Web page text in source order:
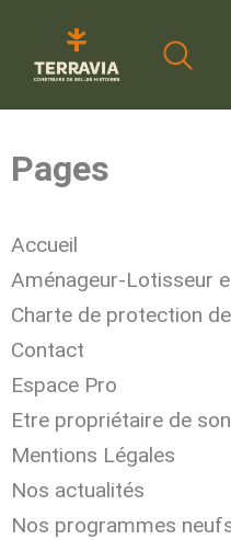
Pages
Accueil
Aménageur-Lotisseur
Charte de protection
Contact
Espace Pro
Etre propriétaire de
Mentions Légales
Nos actualités
Nos programmes